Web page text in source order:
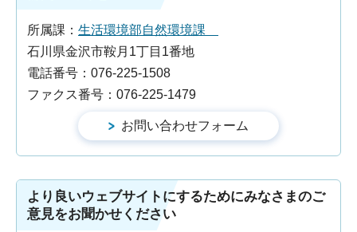
所属課： 生活環境部自然環境課
石川県金沢市鞍月1丁目1番地
電話番号：076-225-1508
ファクス番号：076-225-1479
より良いウェブサイトにするためにみなさまのご
意見をお聞かせください